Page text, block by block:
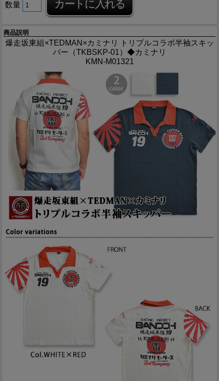
数量
商品説明
爆走坂東組×TEDMAN×カミナリ トリプルコラボ半袖スキッ
パー（TKBSKP-01）◆カミナリ
KMN-M01321